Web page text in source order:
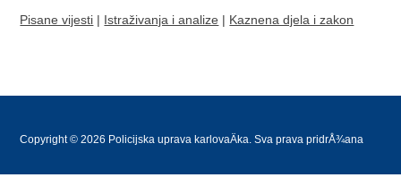
Pisane vijesti | Istraživanja i analize | Kaznena djela i zakon
Copyright © 2026 Policijska uprava karlovaÄka. Sva prava pridrÅ¾ana